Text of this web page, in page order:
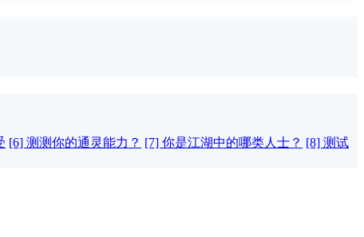
[6] 测测你的通灵能力？ [7] 你是江湖中的哪类人士？ [8] 测试